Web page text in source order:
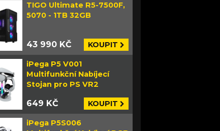
TIGO Ultimate R5-7500F,
5070 - 1TB 32GB
43 990 KČ KOUPIT
iPega P5 V001
Multifunkční Nabíjecí
Stojan pro PS VR2
649 KČ KOUPIT
iPega P5S006